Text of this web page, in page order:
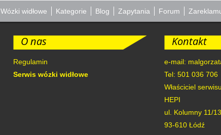
Wózki widłowe Kategorie Blog Zapytania Forum
O nas
Regulamin
Serwis wózki widłowe
Kontakt
e-mail:
Tel: 501 036 706
Właściciel
HEPI
ul. Kolumny 11/13
93-610Łódź